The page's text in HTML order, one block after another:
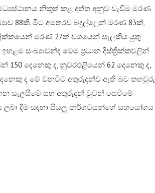
නිකුත් කළ දත්ත අනුව වැඩිම මරණ
88කි. මීට අමතරව බදුල්ලෙන් මරණ 83ක්,
මරණ 27ක් වශයෙන් සැලකිය යුතු
සංඛ්‍යාවන්ද මෙම ප්‍රධාන දිස්ත්‍රික්කවලින්
දෙනෙකු ද, නුවරඑළියෙන් 62 දෙනෙකු ද,
ද මේ වනවිට අතුරුදන්ව ඇති බව තහවුරු
සැලසීමේ සහ අතුරුදන් වූවන් සෙවීමේ
දීම සඳහා සියලු පාර්ශවයන්ගේ සහයෝගය